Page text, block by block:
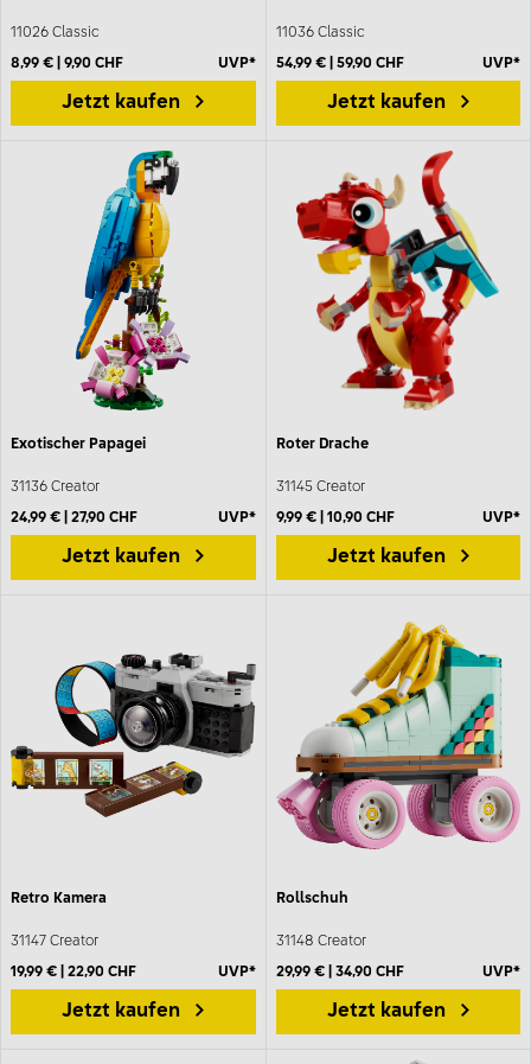
11026 Classic
8,99 € | 9,90 CHF UVP*
Jetzt kaufen
11036 Classic
54,99 € | 59,90 CHF UVP*
Jetzt kaufen
Exotischer Papagei
31136 Creator
24,99 € | 27,90 CHF UVP*
Jetzt kaufen
Roter Drache
31145 Creator
9,99 € | 10,90 CHF UVP*
Jetzt kaufen
Retro Kamera
31147 Creator
19,99 € | 22,90 CHF UVP*
Jetzt kaufen
Rollschuh
31148 Creator
29,99 € | 34,90 CHF UVP*
Jetzt kaufen